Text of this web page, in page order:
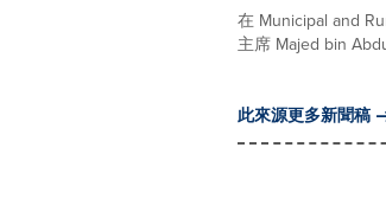
在 Municipal and
主席 Majed bin
此來源更多新聞稿